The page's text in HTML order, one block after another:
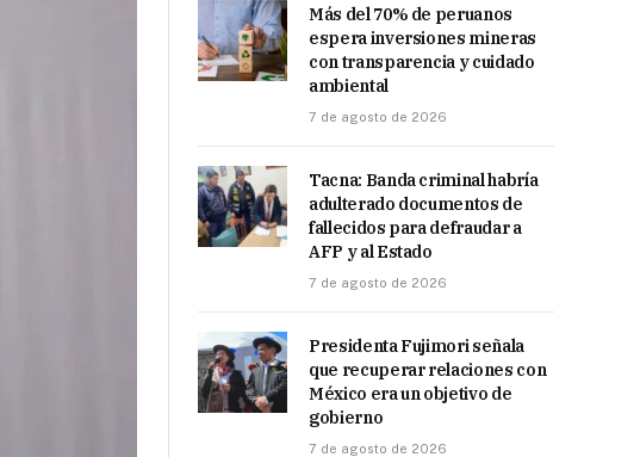
Más del 70% de peruanos
espera inversiones mineras
con transparencia y cuidado
ambiental
7 de agosto de 2026
Tacna: Banda criminal habría
adulterado documentos de
fallecidos para defraudar a
AFP y al Estado
7 de agosto de 2026
Presidenta Fujimori señala
que recuperar relaciones con
México era un objetivo de
gobierno
7 de agosto de 2026